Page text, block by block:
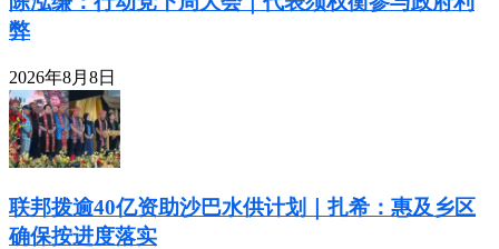
弊
2026年8月8日
联邦拨逾40亿资助沙巴水供计划｜扎希：惠及乡区
确保按进度落实